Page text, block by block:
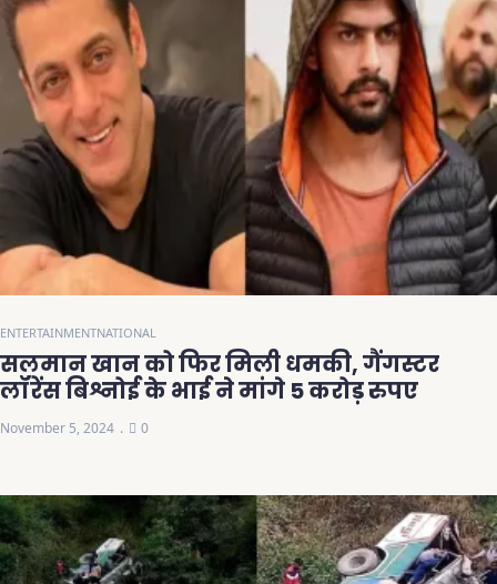
ENTERTAINMENTNATIONAL
सलमान खान को फिर मिली धमकी, गैंगस्टर
लॉरेंस बिश्नोई के भाई ने मांगे 5 करोड़ रुपए
November 5, 2024 0